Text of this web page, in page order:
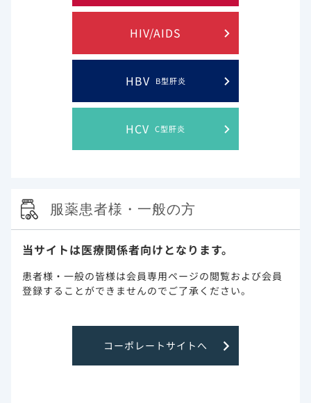
リーの外来3日間コースで治療した。
症状発現後28日目の入院または死亡。
ベクルリー投与群との比較は、χ2
た。主要転帰に関連する因子を特定するために
量解析で P<0.2 の変数を含む多変量Cox比例
ハザード回帰モデルが構築されました。モデル
化にあたっては、比例ハザードの仮定が満たさ
れ、調整後HR（aHR）および95％CIが算出さ
れました。欠測データは置換しませんでした。
1. Cedro-Tanda A, et al.: Viruses. 2022; 14:545. doi:
HIV/AIDS
HBV B型肝炎
HCV C型肝炎
服薬患者様・一般の方
当サイトは医療関係者向けとなります。
患者様・一般の皆様は会員専用ページの閲覧および会員
登録することができませんのでご了承ください。
コーポレートサイトへ